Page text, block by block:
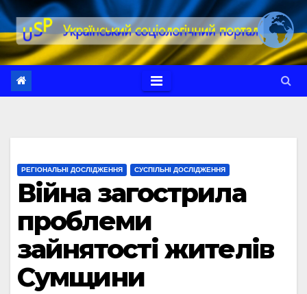
Перейти
до
вмісту
РЕГІОНАЛЬНІ ДОСЛІДЖЕННЯ СУСПІЛЬНІ ДОСЛІДЖЕННЯ
Війна загострила
проблеми
зайнятості жителів
Сумщини